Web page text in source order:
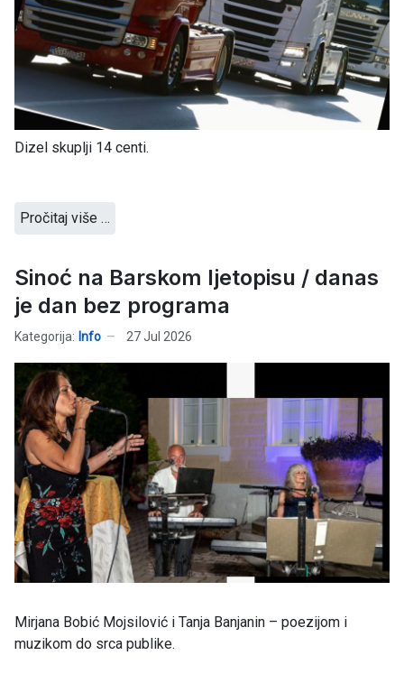
Dizel skuplji 14 centi.
Pročitaj više …
Sinoć na Barskom ljetopisu / danas
je dan bez programa
Kategorija: Info 27 Jul 2026
Mirjana Bobić Mojsilović i Tanja Banjanin – poezijom i
muzikom do srca publike.